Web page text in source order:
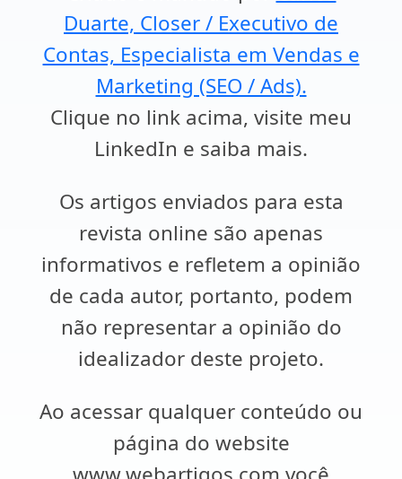
Duarte, Closer / Executivo de
Contas, Especialista em Vendas e
Marketing (SEO / Ads).
Clique no link acima, visite meu
LinkedIn e saiba mais.
Os artigos enviados para esta
revista online são apenas
informativos e refletem a opinião
de cada autor, portanto, podem
não representar a opinião do
idealizador deste projeto.
Ao acessar qualquer conteúdo ou
página do website